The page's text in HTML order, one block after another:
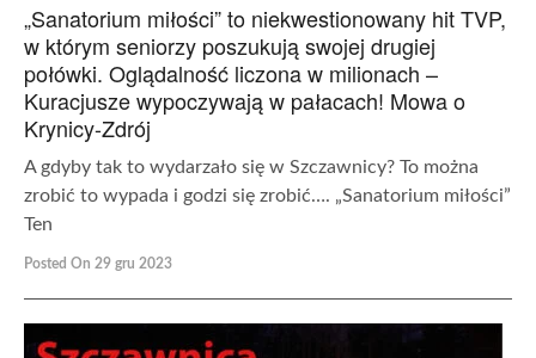
„Sanatorium miłości” to niekwestionowany hit TVP,
w którym seniorzy poszukują swojej drugiej
połówki. Oglądalność liczona w milionach –
Kuracjusze wypoczywają w pałacach! Mowa o
Krynicy-Zdrój
A gdyby tak to wydarzało się w Szczawnicy? To można
zrobić to wypada i godzi się zrobić…. „Sanatorium miłości”
Ten
Posted On 29 gru 2023